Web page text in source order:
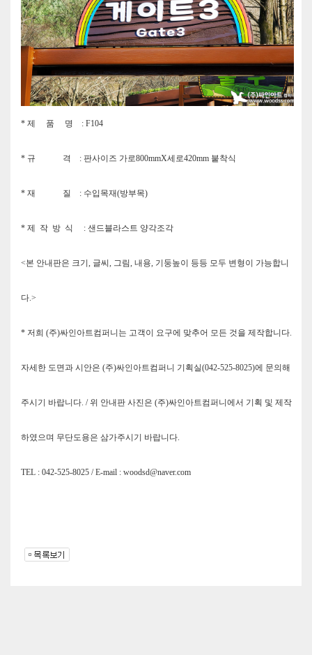
* 제 품 명 :F104
* 규 격 : 판사이즈 가로800mmX세로420mm 붙착식
* 재 질 : 수입목재(방부목)
* 제 작 방 식 : 샌드블라스트 양각조각
<본 안내판은 크기, 글씨, 그림, 내용, 기둥높이 등등 모두 변형이 가능합니
다.>
* 저희 (주)싸인아트컴퍼니는 고객이 요구에 맞추어 모든 것을 제작합니다.
자세한 도면과 시안은 (주)싸인아트컴퍼니 기획실(042-525-8025)에 문의해
주시기 바랍니다. / 위 안내판 사진은 (주)싸인아트컴퍼니에서 기획 및 제작
하였으며 무단도용은 삼가주시기 바랍니다.
TEL : 042-525-8025 / E-mail : woodsd@naver.com